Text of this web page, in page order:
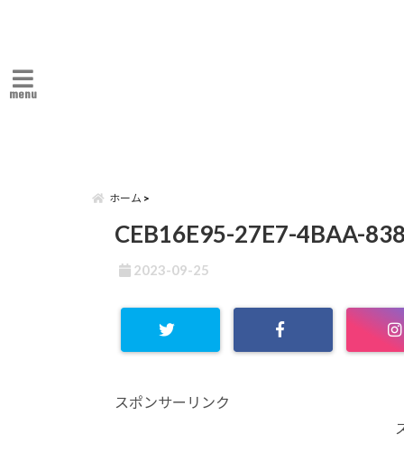
menu
ホーム
CEB16E95-27E7-4BAA-
2023-09-25
スポンサーリンク